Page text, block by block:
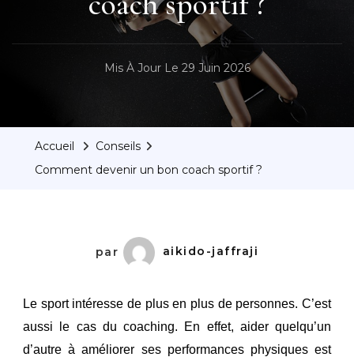
Mis À Jour Le 29 Juin 2026
Accueil
Conseils
Comment devenir un bon coach sportif ?
par aikido-jaffraji
Le sport intéresse de plus en plus de personnes. C’est
aussi le cas du coaching. En effet, aider quelqu’un
d’autre à améliorer ses performances physiques est